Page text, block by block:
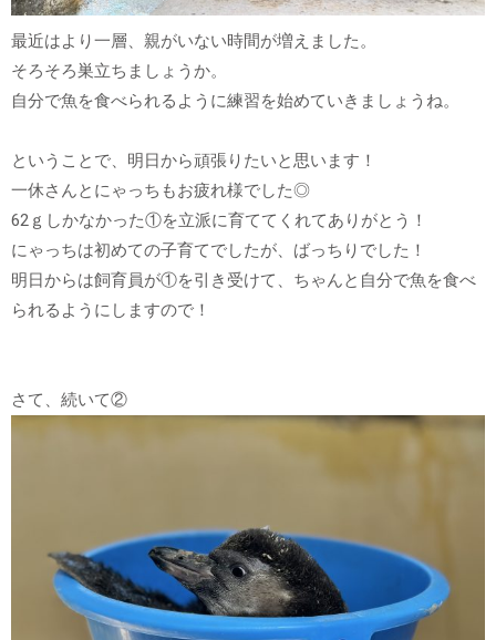
最近はより一層、親がいない時間が増えました。
そろそろ巣立ちましょうか。
自分で魚を食べられるように練習を始めていきましょうね。
ということで、明日から頑張りたいと思います！
一休さんとにゃっちもお疲れ様でした◎
62ｇしかなかった①を立派に育ててくれてありがとう！
にゃっちは初めての子育てでしたが、ばっちりでした！
明日からは飼育員が①を引き受けて、ちゃんと自分で魚を食べ
られるようにしますので！
さて、続いて②